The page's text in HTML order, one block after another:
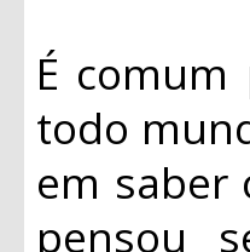
É
todo
em saber
pensou